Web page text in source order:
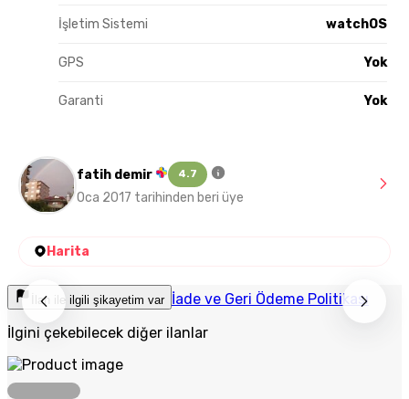
İşletim Sistemi watchOS
GPS Yok
Garanti Yok
fatih demir 4.7
Oca 2017 tarihinden beri üye
Harita
İlan ile ilgili şikayetim var İade ve Geri Ödeme Politikası
İlgini çekebilecek diğer ilanlar